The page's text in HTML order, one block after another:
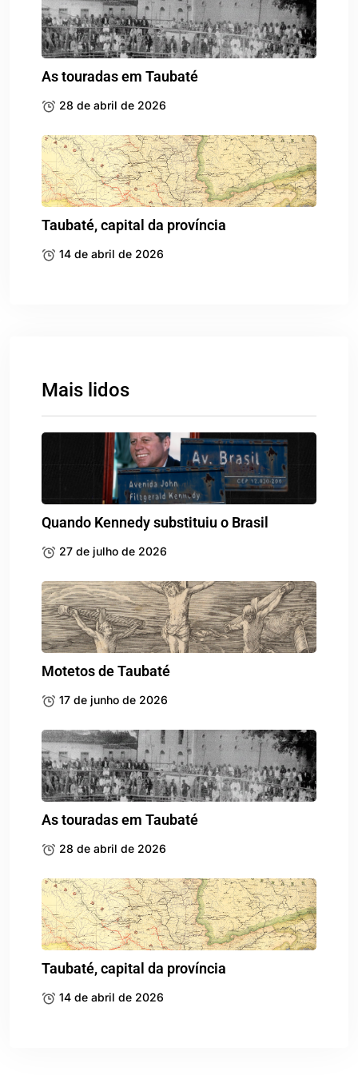
As touradas em Taubaté
28 de abril de 2026
Taubaté, capital da província
14 de abril de 2026
Mais lidos
Quando Kennedy substituiu o Brasil
27 de julho de 2026
Motetos de Taubaté
17 de junho de 2026
As touradas em Taubaté
28 de abril de 2026
Taubaté, capital da província
14 de abril de 2026